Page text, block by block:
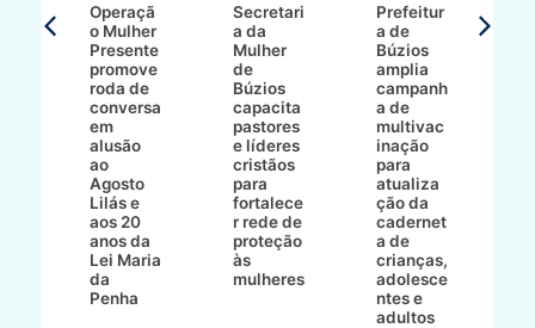
Operaçã
o Mulher
Presente
promove
roda de
conversa
em
alusão
ao
Agosto
Lilás e
aos 20
anos da
Lei Maria
da
Penha
Secretari
a da
Mulher
de
Búzios
capacita
pastores
e líderes
cristãos
para
fortalece
r rede de
proteção
às
mulheres
Prefeitur
a de
Búzios
amplia
campanh
a de
multivac
inação
para
atualiza
ção da
cadernet
a de
crianças,
adolesce
ntes e
adultos